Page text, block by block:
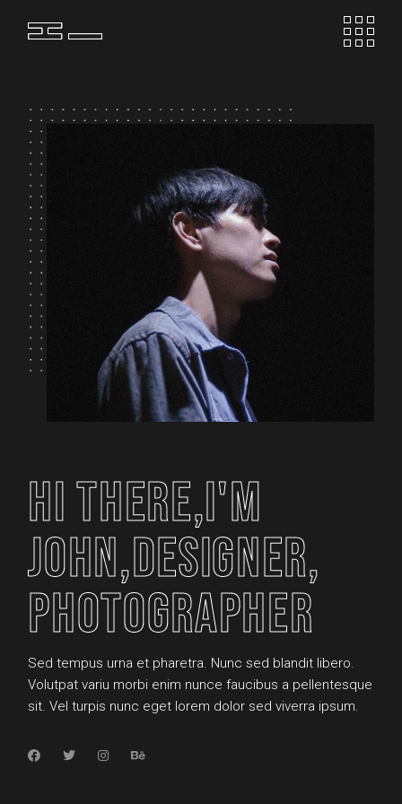
HI THERE,I'M
JOHN,DESIGNER,
PHOTOGRAPHER
HI THERE,I'M
JOHN,DESIGNER,
PHOTOGRAPHER
Sed tempus urna et pharetra. Nunc sed blandit libero.
Volutpat variu morbi enim nunce faucibus a pellentesque
sit. Vel turpis nunc eget lorem dolor sed viverra ipsum.